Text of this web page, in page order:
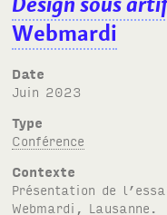
Webmardi
Date
juin 2023
Type
Conférence
Contexte
Présentation de
Webmardi
, Lausanne.